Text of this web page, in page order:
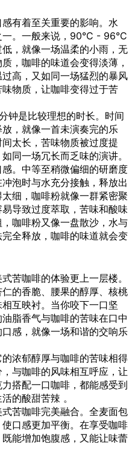
有着至关重要的影响。水
。一般来说，90°C - 96°C
，就像一场温柔的小雨，无
，咖啡的味道会变得淡薄，
高，又如同一场猛烈的暴风
物质，让咖啡变得过于苦
钟是比较理想的时长。时间
，就像一首未演奏完的乐
太长，苦味物质被过度提
同一场冗长而乏味的演讲。
。中等至稍微偏细的研磨度
泡时与水充分接触，释放出
细，咖啡粉就像一群紧密聚
导致过度萃取，苦味和酸味
咖啡粉又像一盘散沙，水与
全释放，咖啡的味道就会变
苦咖啡的体验更上一层楼。
的香脆、腰果的醇厚、核桃
互映衬。当你咬下一口坚
脂香气与咖啡的苦味在口中
感，就像一场和谐的交响乐
浓郁醇厚与咖啡的苦味相得
与咖啡的风味相互呼应，让
搭配一口咖啡，都能感受到
的酸甜苦辣 。
苦咖啡完美融合。全麦面包
口感更加平衡。在享受咖啡
能增加饱腹感，又能让味蕾